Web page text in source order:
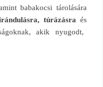
babakocsi tárolására
túrázásraés
akik nyugodt,